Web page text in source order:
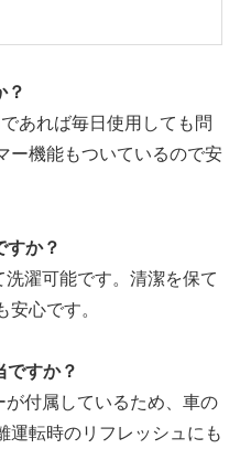
？
あれば毎日使用しても問
ー機能もついているので安
すか？
濯可能です。清潔を保て
心です。
ですか？
付属しているため、車の
運転時のリフレッシュにも